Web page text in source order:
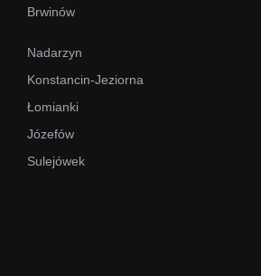
Brwinów
Nadarzyn
Konstancin-Jeziorna
Łomianki
Józefów
Sulejówek